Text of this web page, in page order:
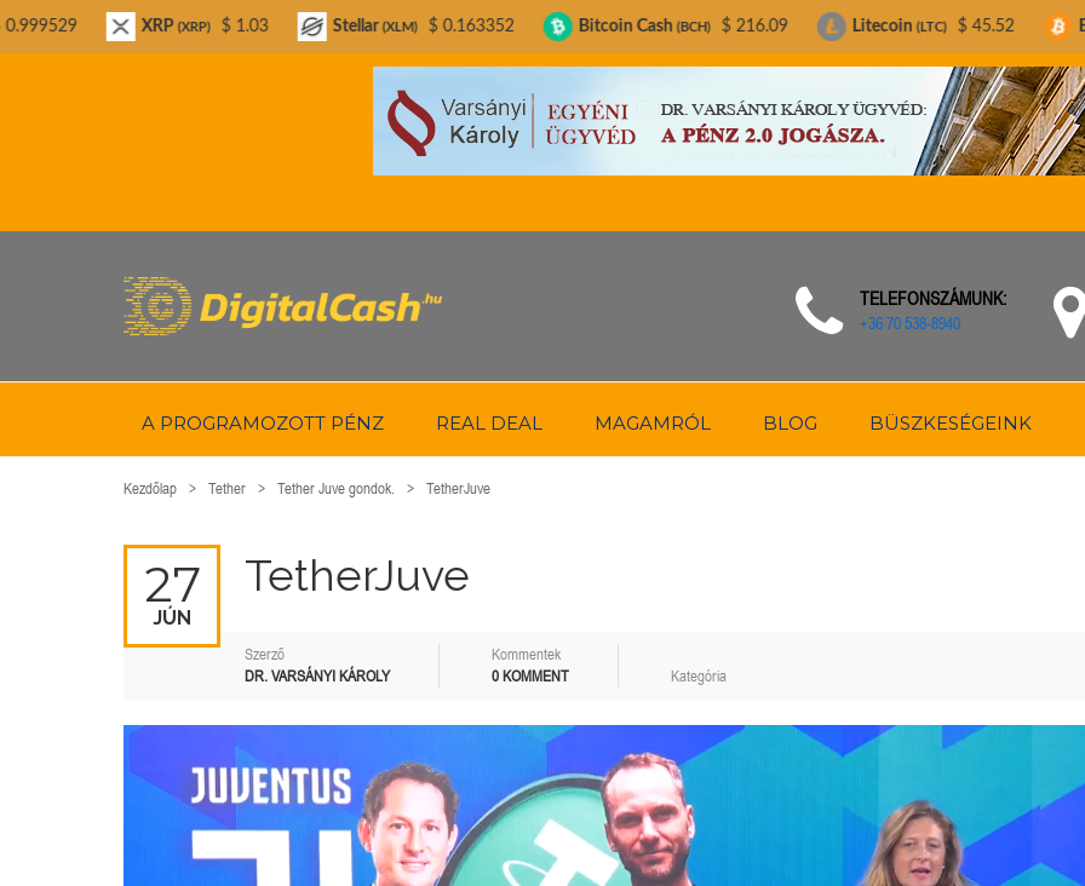
TELEFONSZÁMUNK:
+36 70 538-8940
A PROGRAMOZOTT PÉNZ REAL DEAL MAGAMRÓL BLOG BÜSZKESÉGEINK
Kezdőlap Tether Tether Juve gondok. TetherJuve
27
JÚN
TetherJuve
Szerző
DR. VARSÁNYI KÁROLY
Kommentek
0 KOMMENT
Kategória
Videólejátszó
XRP(XRP) $ 1.03 Stellar(XLM) $ 0.163352 Bitcoin Cash(BCH) $ 216.09 Litecoin (LTC) $ 45.52 Bitcoin(BTC) $